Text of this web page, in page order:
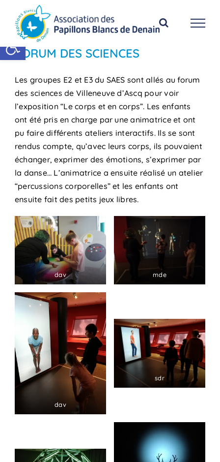
Ouvrir la barre d’outils
contenu
FORUM DES SCIENCES
Les groupes E2 et E3 du SAES sont allés au forum
des sciences de Villeneuve d’Ascq pour voir
l’exposition “Le corps et en corps”. Les enfants
ont été pris en charge par une animatrice et ont
pu faire différents ateliers interactifs. Ils se sont
rendus compte, qu’avec leurs corps, ils pouvaient
échanger, exprimer des émotions, s’exprimer par
la danse… L’animatrice a ensuite réalisé un atelier
“percussions corporelles” et les enfants ont
ensuite fait des petits jeux libres.
dav mde
dav
sdr